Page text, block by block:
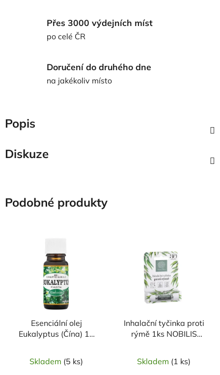
Přes 3000 výdejních míst
po celé ČR
Doručení do druhého dne
na jakékoliv místo
Popis
Diskuze
Podobné produkty
Esenciální olej
Eukalyptus (Čína) 10
Skladem (5 ks)
Inhalační tyčinka proti
rýmě 1ks NOBILIS
Skladem (1 ks)